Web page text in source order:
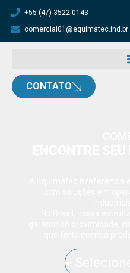
+55 (47) 3522-0143
comercial01@equimatec.ind.br
CONTATO